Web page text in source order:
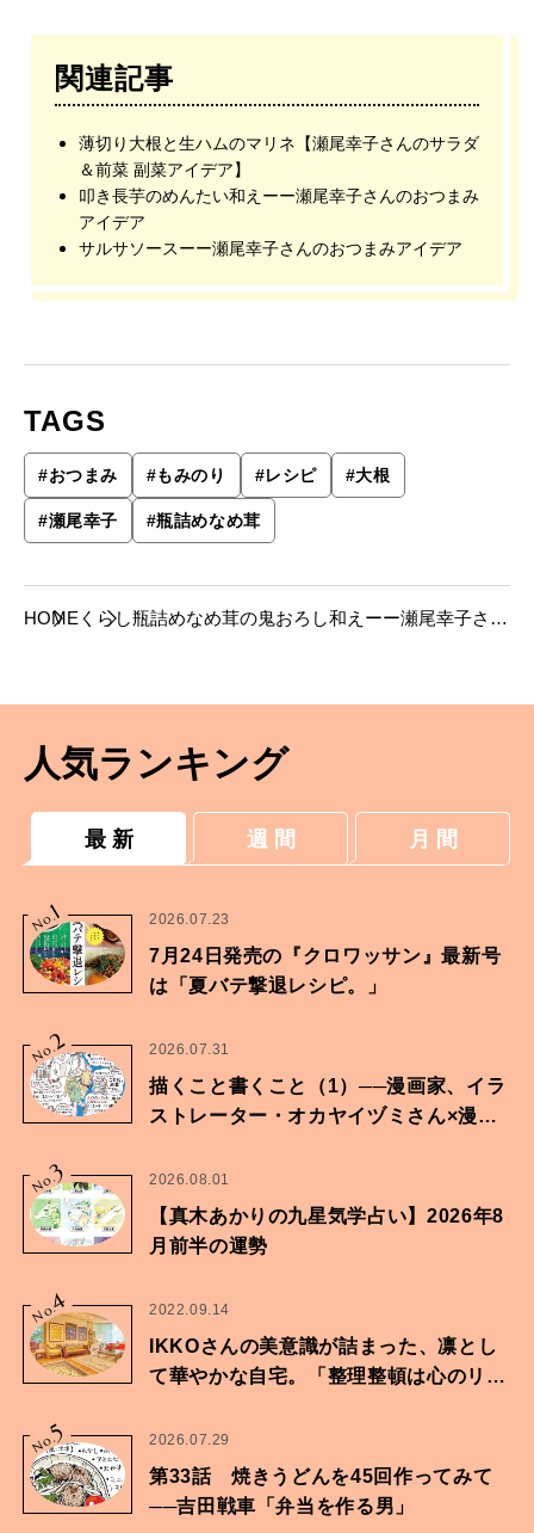
関連記事
薄切り大根と生ハムのマリネ【瀬尾幸子さんのサラダ
＆前菜 副菜アイデア】
叩き長芋のめんたい和えーー瀬尾幸子さんのおつまみ
アイデア
サルサソースーー瀬尾幸子さんのおつまみアイデア
TAGS
#おつまみ #もみのり #レシピ #大根
#瀬尾幸子 #瓶詰めなめ茸
HOME くらし瓶詰めなめ茸の鬼おろし和えーー瀬尾幸子さん
人気ランキング
最 新 週 間 月 間
No.
1 2026.07.23
7月24日発売の『クロワッサン』最新号
は「夏バテ撃退レシピ。」
No.2 2026.07.31
描くこと書くこと（1）──漫画家、イラ
ストレーター・オカヤイヅミさん×漫画
No.
3 2026.08.01
【真木あかりの九星気学占い】2026年8
月前半の運勢
No.
4 2022.09.14
IKKOさんの美意識が詰まった、凛とし
て華やかな自宅。「整理整頓は心のリズ
No.
5 2026.07.29
第33話 焼きうどんを45回作ってみて
──吉田戦車「弁当を作る男」